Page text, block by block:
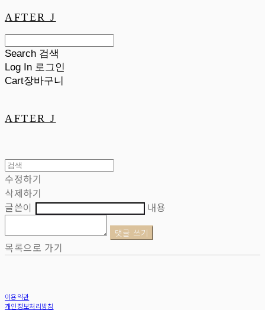
AFTER J
Search 검색
Log In 로그인
Cart장바구니
AFTER J
수정하기
삭제하기
글쓴이
내용
댓글 쓰기
목록으로 가기
이용약관
개인정보처리방침